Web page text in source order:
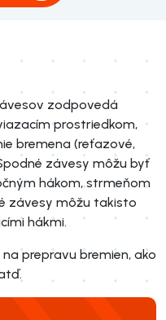
zodpovedá
prostriedkom,
bremena (reťazové,
závesy môžu byť
hákom, strmeňom
závesy môžu takisto
hákmi.
prepravu bremien, ako